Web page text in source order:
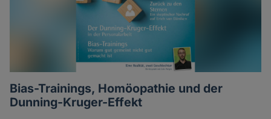
Bias-Trainings, Homöopathie und der
Dunning-Kruger-Effekt